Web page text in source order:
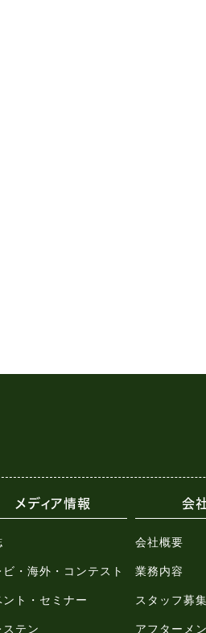
メディア情報
ビ・海外・コンテスト
ント・セミナー
ステン
会
会社概要
業務内容
スタッフ募集
アフターメ